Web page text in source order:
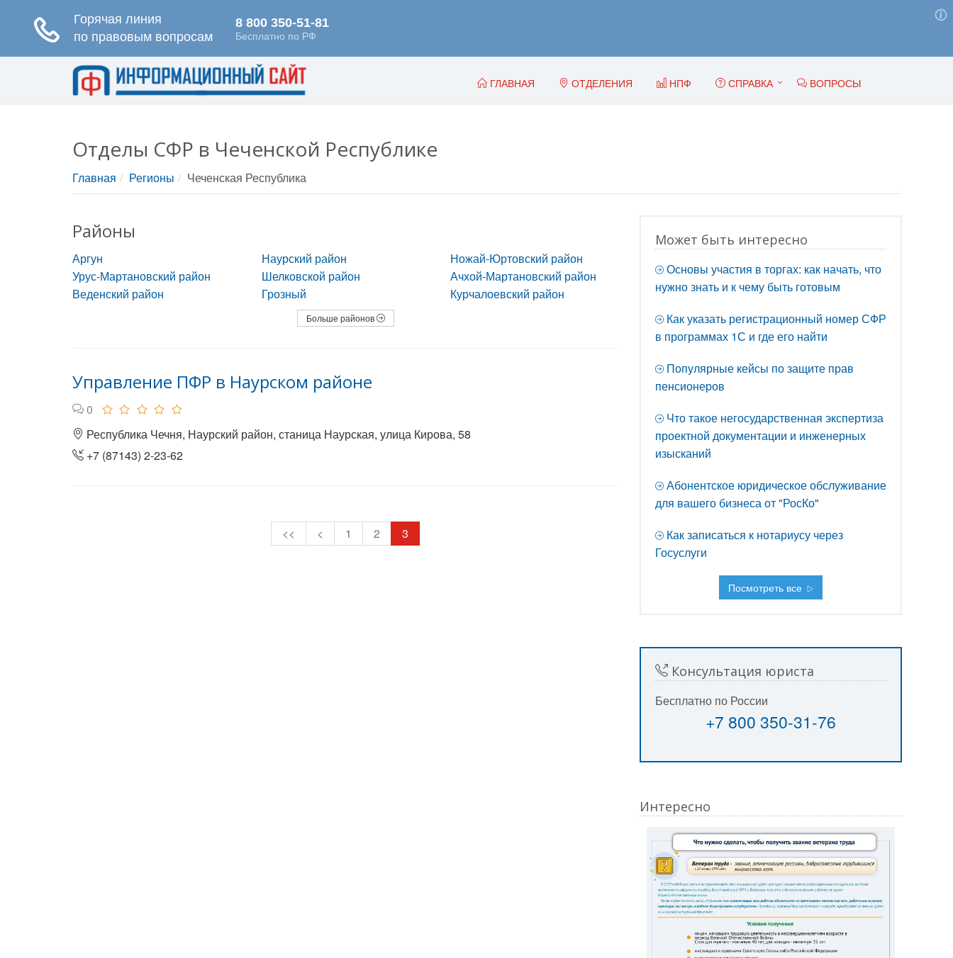
ГЛАВНАЯ ОТДЕЛЕНИЯ НПФ СПРАВКА ВОПРОСЫ
Отделы СФР в Чеченской Республике
Главная Регионы Чеченская Республика
Районы
Аргун Наурский район
Ножай-Юртовский район
Урус-Мартановский район
Шелковской район
Ачхой-Мартановский район
Веденский район
Грозный Курчалоевский район
Больше районов
Управление ПФР в Наурском районе
0
Республика Чечня, Наурский район, станица Наурская, улица Кирова, 58
+7 (87143) 2-23-62
<< < 1 2 3
Может быть интересно
Основы участия в торгах: как начать, что
нужно знать и к чему быть готовым
Как указать регистрационный номер СФР
в программах 1С и где его найти
Популярные кейсы по защите прав
пенсионеров
Что такое негосударственная экспертиза
проектной документации и инженерных
изысканий
Абонентское юридическое обслуживание
для вашего бизнеса от "РосКо"
Как записаться к нотариусу через
Госуслуги
Посмотреть все
Консультация юриста
Бесплатно по России
+7 800 350-31-76
Интересно